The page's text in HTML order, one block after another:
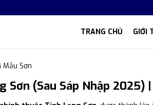
TRANG CHỦ GIỚI
Mẫu Sơn
Sơn (Sau Sáp Nhập 2025)